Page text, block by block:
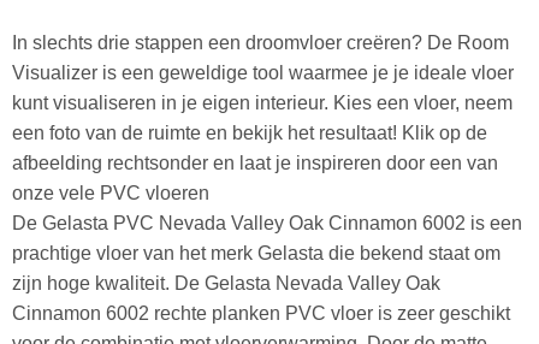
In slechts drie stappen een droomvloer creëren? De Room
Visualizer is een geweldige tool waarmee je je ideale vloer
kunt visualiseren in je eigen interieur. Kies een vloer, neem
een foto van de ruimte en bekijk het resultaat! Klik op de
afbeelding rechtsonder en laat je inspireren door een van
onze vele PVC vloeren
De Gelasta PVC Nevada Valley Oak Cinnamon 6002 is een
prachtige vloer van het merk Gelasta die bekend staat om
zijn hoge kwaliteit. De Gelasta Nevada Valley Oak
Cinnamon 6002 rechte planken PVC vloer is zeer geschikt